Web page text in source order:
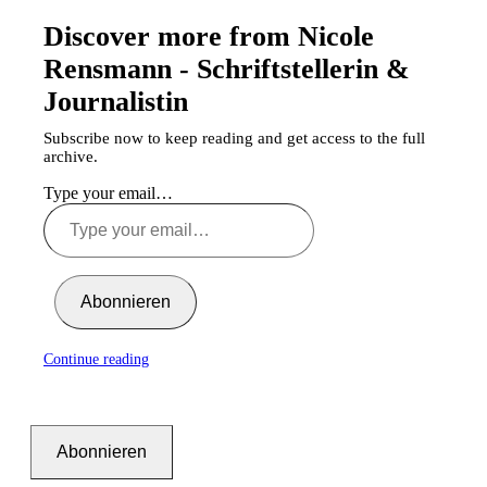
Discover more from Nicole
Rensmann - Schriftstellerin &
Journalistin
Subscribe now to keep reading and get access to the full
archive.
Type your email…
Abonnieren
Continue reading
Abonnieren